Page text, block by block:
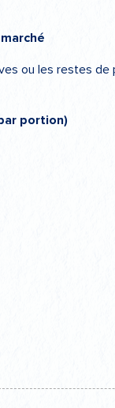
ou les restes
portion)